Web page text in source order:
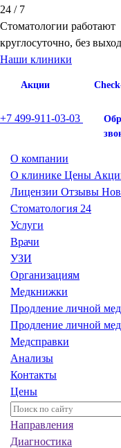
24 / 7
Стоматологии работают
круглосуточно, без
Наши клиники
Акции
+7 499-911-03-03
О компании
О клинике Цены
Лицензии Отзывы
Стоматология 24
Услуги
Врачи
УЗИ
Организациям
Медкнижки
Продление личной
Продление личной
Медсправки
Анализы
Контакты
Цены
Направления
Диагностика